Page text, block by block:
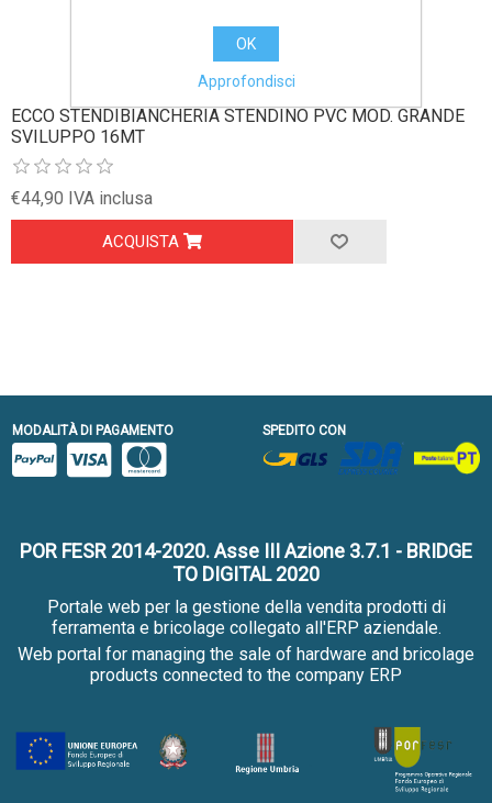
ECCO STENDIBIANCHERIA STENDINO PVC MOD. GRANDE
SVILUPPO 16MT
€44,90 IVA inclusa
ACQUISTA
MODALITÀ DI PAGAMENTO SPEDITO CON
POR FESR 2014-2020. Asse III Azione 3.7.1 - BRIDGE
TO DIGITAL 2020
Portale web per la gestione della vendita prodotti di
ferramenta e bricolage collegato all'ERP aziendale.
Web portal for managing the sale of hardware and bricolage
products connected to the company ERP
OK
Approfondisci